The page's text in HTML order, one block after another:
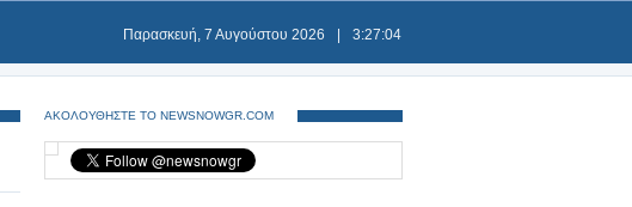
Παρασκευή, 7 Αυγούστου 2026 3:27:05
ΑΚΟΛΟΥΘΗΣΤΕ ΤΟ NEWSNOWGR.COM